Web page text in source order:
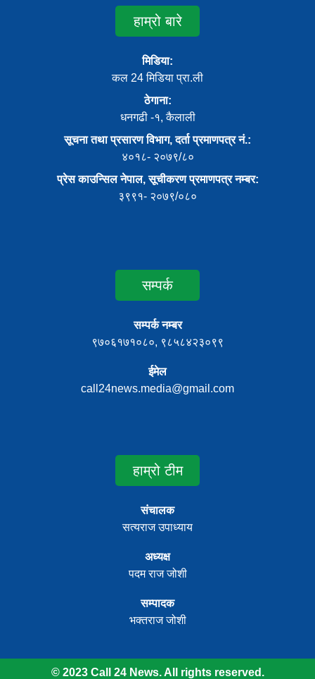
हाम्रो बारे
मिडिया:
कल 24 मिडिया प्रा.ली
ठेगाना:
धनगढी -१, कैलाली
सूचना तथा प्रसारण विभाग, दर्ता प्रमाणपत्र नं.:
४०१८- २०७९/८०
प्रेस काउन्सिल नेपाल, सूचीकरण प्रमाणपत्र नम्बर:
३९९१- २०७९/०८०
सम्पर्क
सम्पर्क नम्बर
९७०६१७१०८०, ९८५८४२३०९९
ईमेल
call24news.media@gmail.com
हाम्रो टीम
संचालक
सत्यराज उपाध्याय
अध्यक्ष
पदम राज जोशी
सम्पादक
भक्तराज जोशी
© 2023 Call 24 News. All rights reserved.